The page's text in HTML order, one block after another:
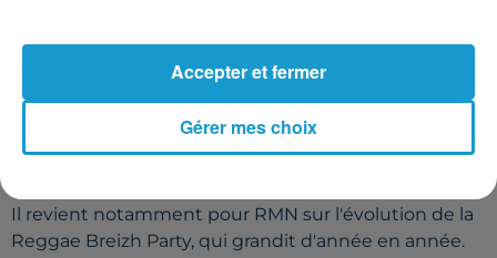
Ecoutez l'un des organisateurs de cet évènement
Il revient notamment pour RMN sur l'évolution de la
Reggae Breizh Party, qui grandit d'année en année.
Gérer mes choix
Accepter et fermer